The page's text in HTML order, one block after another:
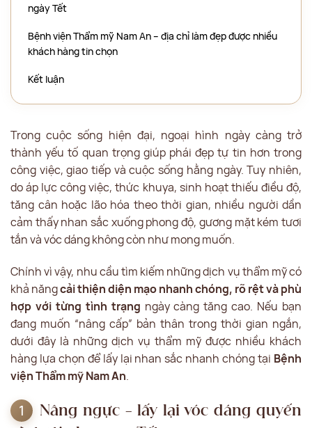
ngày Tết
Bệnh viện Thẩm mỹ Nam An – địa chỉ làm đẹp được nhiều
khách hàng tin chọn
Kết luận
Trong cuộc sống hiện đại, ngoại hình ngày càng trở
thành yếu tố quan trọng giúp phái đẹp tự tin hơn trong
công việc, giao tiếp và cuộc sống hằng ngày. Tuy nhiên,
do áp lực công việc, thức khuya, sinh hoạt thiếu điều độ,
tăng cân hoặc lão hóa theo thời gian, nhiều người dần
cảm thấy nhan sắc xuống phong độ, gương mặt kém tươi
tắn và vóc dáng không còn như mong muốn.
Chính vì vậy, nhu cầu tìm kiếm những dịch vụ thẩm mỹ có
khả năngcải thiện diện mạo nhanh chóng, rõ rệt và phù
hợp với từng tình trạng ngày càng tăng cao. Nếu bạn
đang muốn “nâng cấp” bản thân trong thời gian ngắn,
dưới đây là những dịch vụ thẩm mỹ được nhiều khách
hàng lựa chọn để lấy lại nhan sắc nhanh chóng tại Bệnh
viện Thẩm mỹ Nam An.
Nâng ngực – lấy lại vóc dáng quyến